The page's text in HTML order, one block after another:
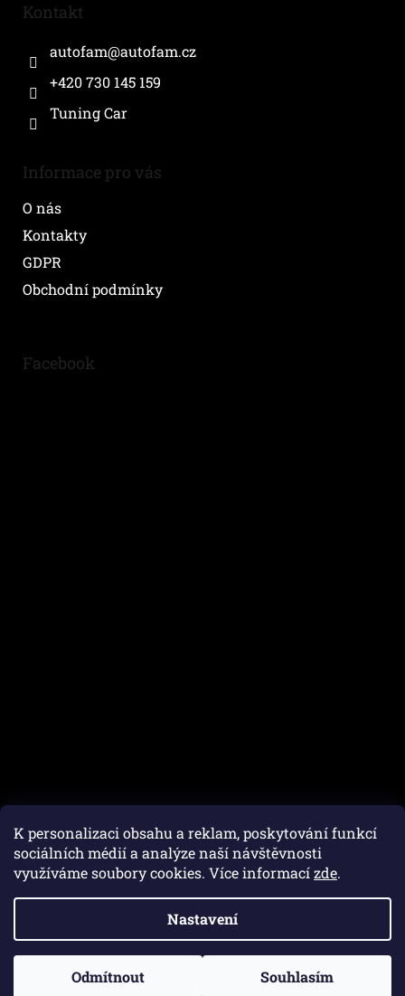
K personalizaci obsahu a reklam, poskytování funkcí
sociálních médií a analýze naší návštěvnosti
využíváme soubory cookies. Více informacízde.
Nastavení
Odmítnout Souhlasím
Kontakt
autofam@autofam.cz
+420 730 145 159
Tuning Car
Informace pro vás
O nás
Kontakty
GDPR
Obchodní podmínky
Facebook
Vytvořil Shoptet
Copyright 2026Autofam.cz. Všechna práva vyhrazena.
Upravit nastavení cookies